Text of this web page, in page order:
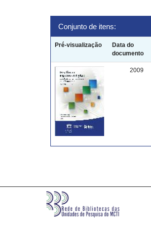
Conjunto de itens:
Pré-visualização
Data do
documento
2009